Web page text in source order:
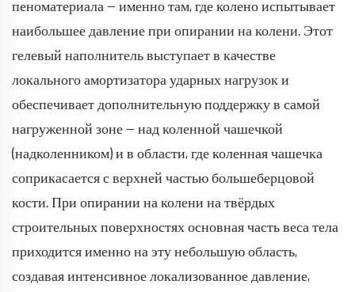
пеноматериала — именно там, где колено испытывает
наибольшее давление при опирании на колени. Этот
гелевый наполнитель выступает в качестве
локального амортизатора ударных нагрузок и
обеспечивает дополнительную поддержку в самой
нагруженной зоне — над коленной чашечкой
(надколенником) и в области, где коленная чашечка
соприкасается с верхней частью большеберцовой
кости. При опирании на колени на твёрдых
строительных поверхностях основная часть веса тела
приходится именно на эту небольшую область,
создавая интенсивное локализованное давление,